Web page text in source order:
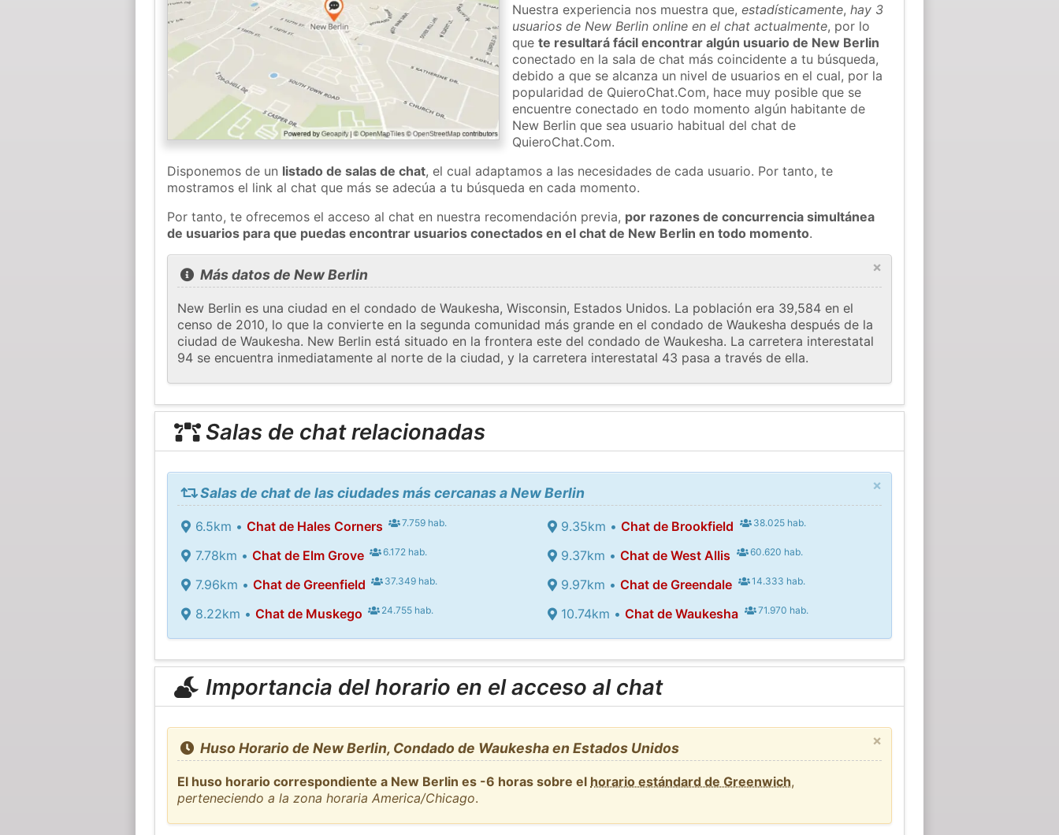
Nuestra experiencia nos muestra que,estadísticamente,hay 3
usuarios de New Berlin online en el chat actualmente, por lo
quete resultará fácil encontrar algún usuario de New Berlin
conectado en la sala de chat más coincidente a tu búsqueda,
debido a que se alcanza un nivel de usuarios en el cual, por la
popularidad de QuieroChat.Com, hace muy posible que se
encuentre conectado en todo momento algún habitante de
New Berlin que sea usuario habitual del chat de
QuieroChat.Com.
Disponemos de un listado de salas de chat, el cual adaptamos a las necesidades de cada usuario. Por tanto, te
mostramos el link al chat que más se adecúa a tu búsqueda en cada momento.
Por tanto, te ofrecemos el acceso al chat en nuestra recomendación previa, por razones de concurrencia simultánea
de usuarios para que puedas encontrar usuarios conectados en el chat de New Berlin en todo momento.
×
Más datos de New Berlin
New Berlin es una ciudad en el condado de Waukesha, Wisconsin, Estados Unidos. La población era 39,584 en el
censo de 2010, lo que la convierte en la segunda comunidad más grande en el condado de Waukesha después de la
ciudad de Waukesha. New Berlin está situado en la frontera este del condado de Waukesha. La carretera interestatal
94 se encuentra inmediatamente al norte de la ciudad, y la carretera interestatal 43 pasa a través de ella.
Salas de chat relacionadas
×
Salas de chat de las ciudades más cercanas a New Berlin
6.5km • Chat de Hales Corners 7.759 hab.
7.78km • Chat de Elm Grove 6.172 hab.
7.96km • Chat de Greenfield 37.349 hab.
8.22km • Chat de Muskego 24.755 hab.
9.35km •Chat de Brookfield 38.025 hab.
9.37km •Chat de West Allis 60.620 hab.
9.97km •Chat de Greendale 14.333 hab.
10.74km •Chat de Waukesha 71.970 hab.
Importancia del horario en el acceso al chat
×
Huso Horario de New Berlin, Condado de Waukesha en Estados Unidos
El huso horario correspondiente a New Berlin es -6 horas sobre el horario estándard de Greenwich,
perteneciendo a la zona horaria America/Chicago.